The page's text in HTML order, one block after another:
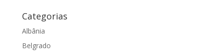
Categorias
Albânia
Belgrado